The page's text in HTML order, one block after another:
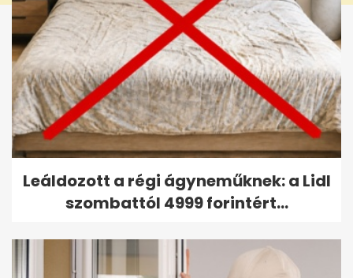
Leáldozott a régi ágyneműknek: a Lidl
szombattól 4999 forintért...